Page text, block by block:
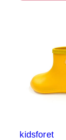
kidsforet